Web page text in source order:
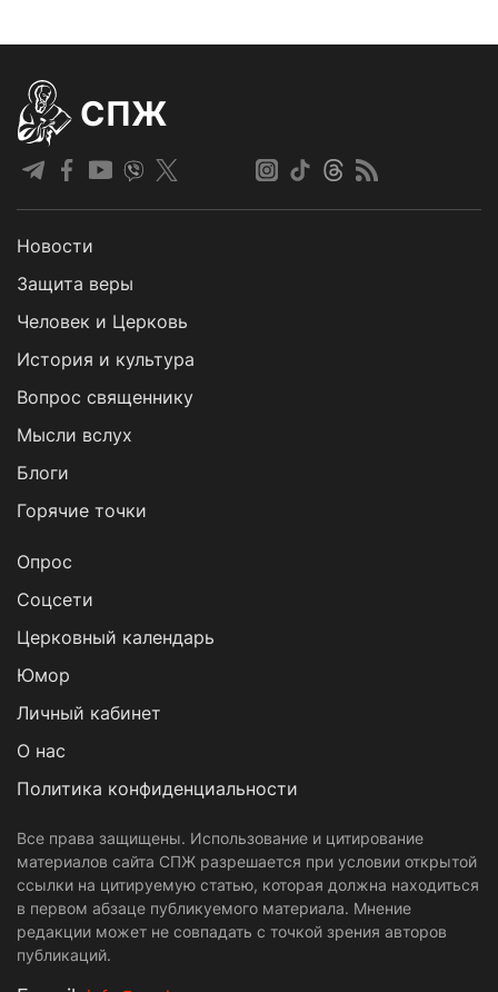
СПЖ
Новости
Защита веры
Человек и Церковь
История и культура
Вопрос священнику
Мысли вслух
Блоги
Горячие точки
Опрос
Cоцсети
Церковный календарь
Юмор
Личный кабинет
О нас
Политика конфиденциальности
Все права защищены. Использование и цитирование
материалов сайта СПЖ разрешается при условии открытой
ссылки на цитируемую статью, которая должна находиться
в первом абзаце публикуемого материала. Мнение
редакции может не совпадать с точкой зрения авторов
публикаций.